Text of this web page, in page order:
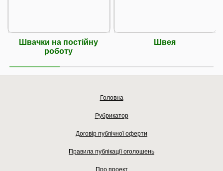
Швачки на постiйну
роботу
Швея
Головна
Рубрикатор
Договір публічної оферти
Правила публікації оголошень
Про проект